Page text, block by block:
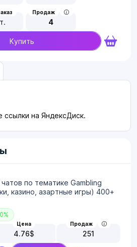
Продаж
4
Купить
на ЯндексДиск.
по тематике Gambling
казино, азартные игры) 400+
0%
Цена
4.76$
Продаж
251